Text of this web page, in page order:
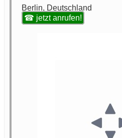
Berlin, Deutschland
☎ jetzt anrufen!